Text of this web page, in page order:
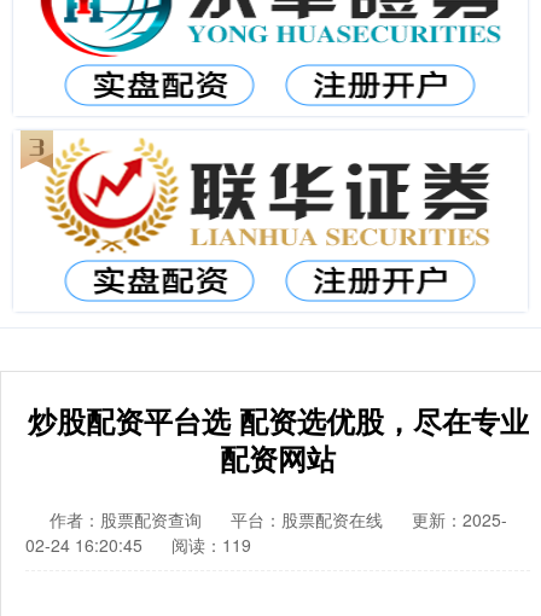
炒股配资平台选 配资选优股，尽在专业
配资网站
作者：股票配资查询 平台：股票配资在线
更新：2025-
02-24 16:20:45
阅读：119